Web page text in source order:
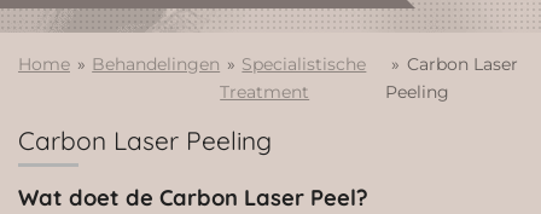
Home » Behandelingen » Specialistische
Treatment
» Carbon Laser
Peeling
Carbon Laser Peeling
Wat doet de Carbon Laser Peel?